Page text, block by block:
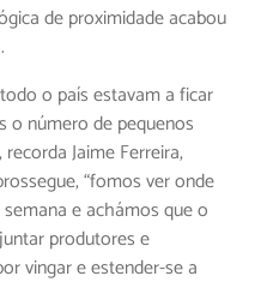
de proximidade acabou
o país estavam a ficar
o número de pequenos
Jaime Ferreira,
“fomos ver onde
e achámos que o
produtores e
vingar e estender-se a